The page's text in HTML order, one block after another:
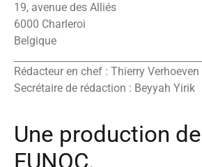
19, avenue des Alliés
6000 Charleroi
Belgique
Rédacteur en chef : Thierry Verhoeven
Secrétaire de rédaction : Beyyah Yirik
Une production
FUNOC.